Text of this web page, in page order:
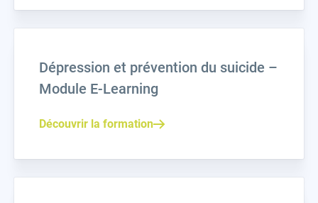
Dépression et prévention du suicide –
Module E-Learning
Découvrir la formation